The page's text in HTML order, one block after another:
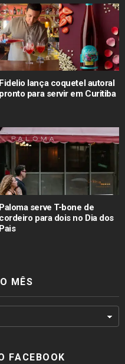
Fidelio lança coquetel autoral
pronto para servir em Curitiba
Paloma serve T-bone de
cordeiro para dois no Dia dos
Pais
MÊS
FACEBOOK